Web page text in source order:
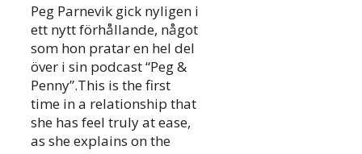
Peg Parnevik gick nyligen i
ett nytt förhållande, något
som hon pratar en hel del
över i sin podcast “Peg &
Penny”.This is the first
time in a relationship that
she has feel truly at ease,
as she explains on the